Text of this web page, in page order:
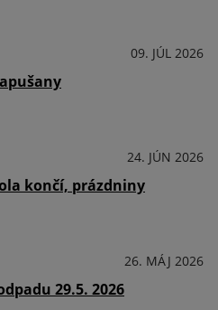
09. JÚL 2026
24. JÚN 2026
končí, prázdniny
26. MÁJ 2026
29.5. 2026